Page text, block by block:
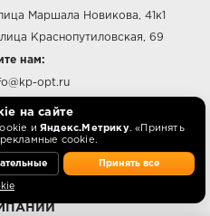
Маршала Новикова, 41к1
Краснопутиловская, 69
нам:
opt.ru
пн-пт.
на сайте
и Яндекс.Метрику. «Принять
cookie.
Принять все